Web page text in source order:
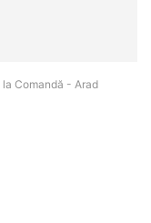
Comandă - Arad